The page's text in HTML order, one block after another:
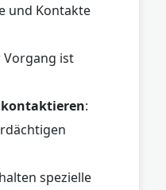
und Kontakte
Vorgang ist
kontaktieren:
spezielle